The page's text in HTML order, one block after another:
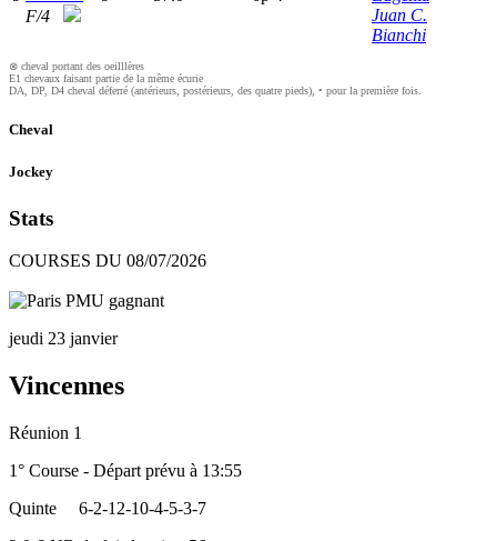
F/4
Juan C.
Bianchi
⊗ cheval portant des oeilllères
E1 chevaux faisant partie de la même écurie
DA, DP, D4 cheval déferré (antérieurs, postérieurs, des quatre pieds), • pour la première fois.
Cheval
Jockey
Stats
COURSES DU 08/07/2026
jeudi 23 janvier
Vincennes
Réunion 1
1° Course - Départ prévu à 13:55
Quinte
6-2-12-10-4-5-3-7